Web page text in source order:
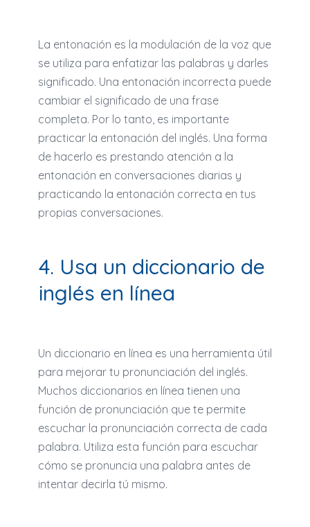
La entonación es la modulación de la voz que
se utiliza para enfatizar las palabras y darles
significado. Una entonación incorrecta puede
cambiar el significado de una frase
completa. Por lo tanto, es importante
practicar la entonación del inglés. Una forma
de hacerlo es prestando atención a la
entonación en conversaciones diarias y
practicando la entonación correcta en tus
propias conversaciones.
4. Usa un diccionario de
inglés en línea
Un diccionario en línea es una herramienta útil
para mejorar tu pronunciación del inglés.
Muchos diccionarios en línea tienen una
función de pronunciación que te permite
escuchar la pronunciación correcta de cada
palabra. Utiliza esta función para escuchar
cómo se pronuncia una palabra antes de
intentar decirla tú mismo.